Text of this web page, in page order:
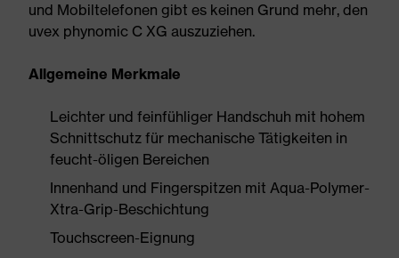
und Mobiltelefonen gibt es keinen Grund mehr, den
uvex phynomic C XG auszuziehen.
Allgemeine Merkmale
Leichter und feinfühliger Handschuh mit hohem
Schnittschutz für mechanische Tätigkeiten in
feucht-öligen Bereichen
Innenhand und Fingerspitzen mit Aqua-Polymer-
Xtra-Grip-Beschichtung
Touchscreen-Eignung